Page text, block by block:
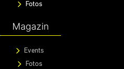
Fotos
Magazin
Events
Fotos